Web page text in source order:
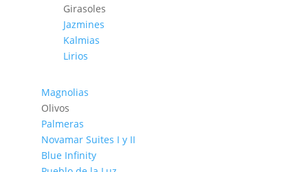
Girasoles
Jazmines
Kalmias
Lirios
Magnolias
Olivos
Palmeras
Novamar Suites I y II
Blue Infinity